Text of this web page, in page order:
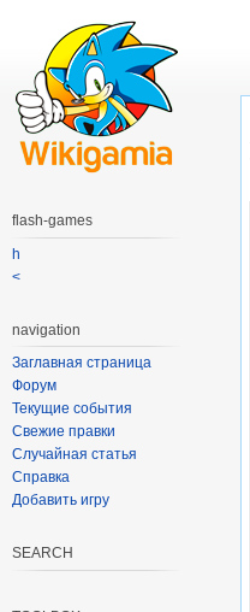
flash-games
h
<
navigation
Заглавная страница
Форум
Текущие события
Свежие правки
Случайная статья
Справка
Добавить игру
SEARCH